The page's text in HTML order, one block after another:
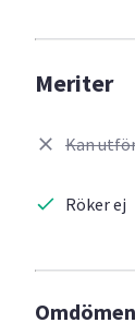
Meriter
Kan
Röker ej
Omdömen